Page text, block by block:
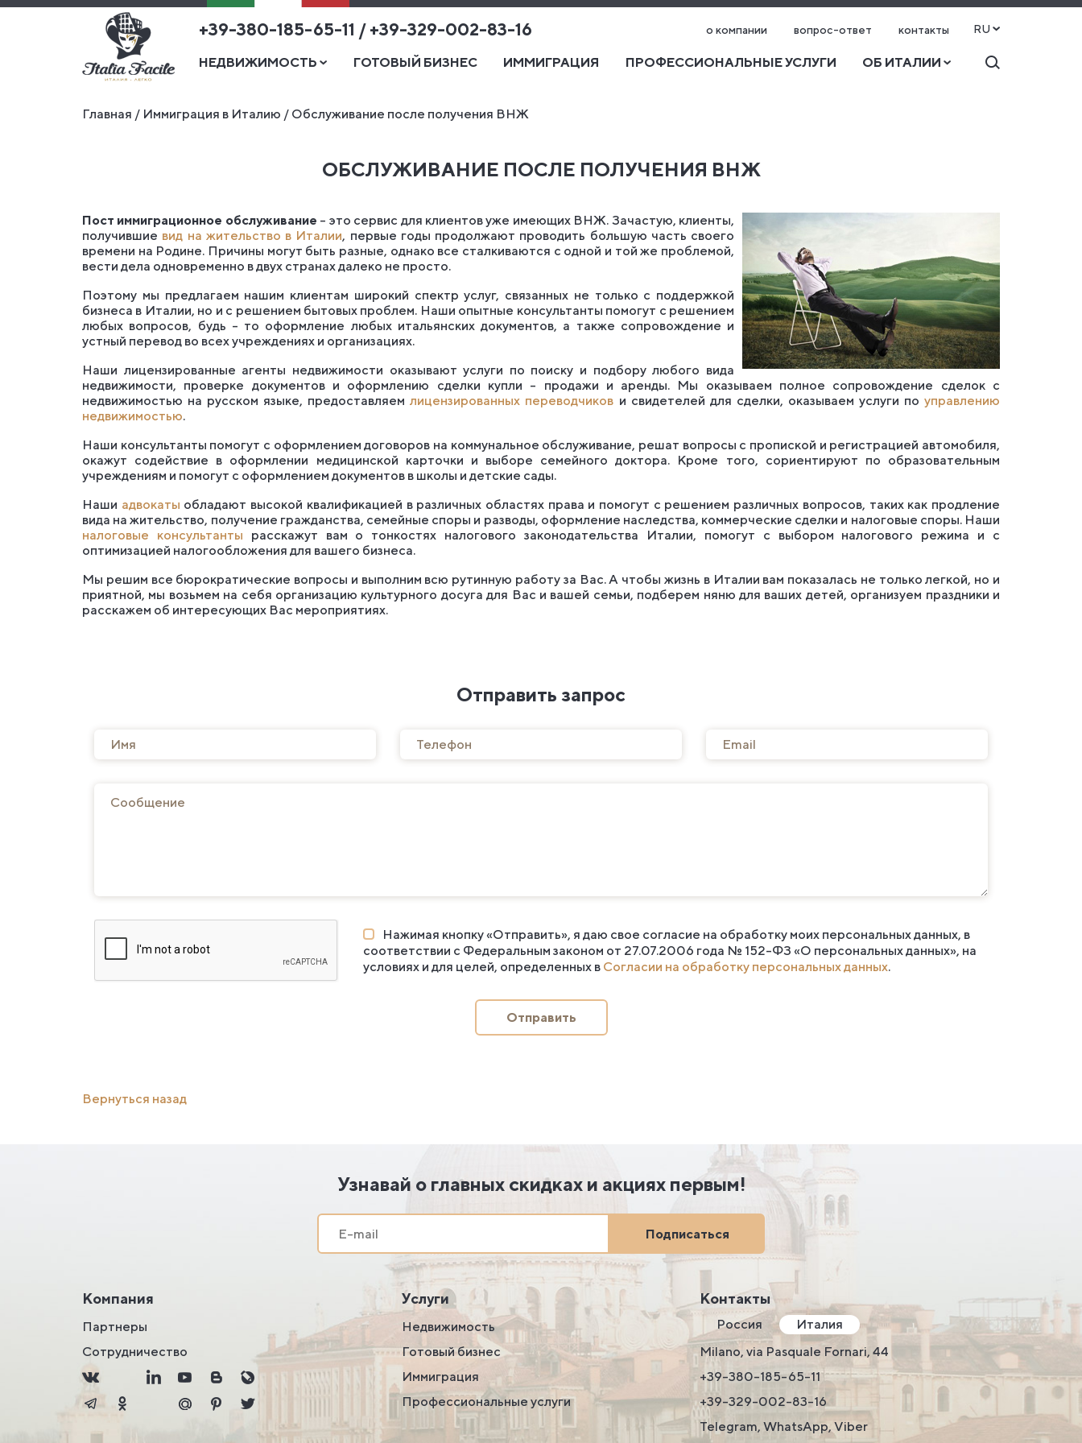
+39-380-185-65-11 / +39-329-002-83-16 о компании вопрос-ответ контакты RU
НЕДВИЖИМОСТЬ ГОТОВЫЙ БИЗНЕС ИММИГРАЦИЯ ПРОФЕССИОНАЛЬНЫЕ УСЛУГИ ОБ ИТАЛИИ
Главная / Иммиграция в Италию / Обслуживание после получения ВНЖ
ОБСЛУЖИВАНИЕ ПОСЛЕ ПОЛУЧЕНИЯ ВНЖ
Пост иммиграционное обслуживание – это сервис для клиентов уже имеющих ВНЖ. Зачастую, клиенты,
получившие вид на жительство в Италии, первые годы продолжают проводить большую часть своего
времени на Родине. Причины могут быть разные, однако все сталкиваются с одной и той же проблемой,
вести дела одновременно в двух странах далеко не просто.
Поэтому мы предлагаем нашим клиентам широкий спектр услуг, связанных не только с поддержкой
бизнеса в Италии, но и с решением бытовых проблем. Наши опытные консультанты помогут с решением
любых вопросов, будь – то оформление любых итальянских документов, а также сопровождение и
устный перевод во всех учреждениях и организациях.
Наши лицензированные агенты недвижимости оказывают услуги по поиску и подбору любого вида
недвижимости, проверке документов и оформлению сделки купли – продажи и аренды. Мы оказываем полное сопровождение сделок с
недвижимостью на русском языке, предоставляемлицензированных переводчиков и свидетелей для сделки, оказываем услуги поуправлению
недвижимостью.
Наши консультанты помогут с оформлением договоров на коммунальное обслуживание, решат вопросы с пропиской и регистрацией автомобиля,
окажут содействие в оформлении медицинской карточки и выборе семейного доктора. Кроме того, сориентируют по образовательным
учреждениям и помогут с оформлением документов в школы и детские сады.
Наши адвокаты обладают высокой квалификацией в различных областях права и помогут с решением различных вопросов, таких как продление
вида на жительство, получение гражданства, семейные споры и разводы, оформление наследства, коммерческие сделки и налоговые споры. Наши
налоговые консультанты расскажут вам о тонкостях налогового законодательства Италии, помогут с выбором налогового режима и с
оптимизацией налогообложения для вашего бизнеса.
Мы решим все бюрократические вопросы и выполним всю рутинную работу за Вас. А чтобы жизнь в Италии вам показалась не только легкой, но и
приятной, мы возьмем на себя организацию культурного досуга для Вас и вашей семьи, подберем няню для ваших детей, организуем праздники и
расскажем об интересующих Вас мероприятиях.
Отправить запрос
Нажимая кнопку «Отправить», я даю свое согласие на обработку моих персональных данных, в
соответствии с Федеральным законом от 27.07.2006 года № 152-ФЗ «О персональных данных», на
условиях и для целей, определенных в Согласии на обработку персональных данных.
Отправить
Вернуться назад
Узнавай о главных скидках и акциях первым!
Подписаться
Компания
Партнеры
Сотрудничество
Услуги
Недвижимость
Готовый бизнес
Иммиграция
Профессиональные услуги
Контакты
Россия
Италия
Milano, via Pasquale Fornari, 44
+39-380-185-65-11
+39-329-002-83-16
Telegram, WhatsApp, Viber